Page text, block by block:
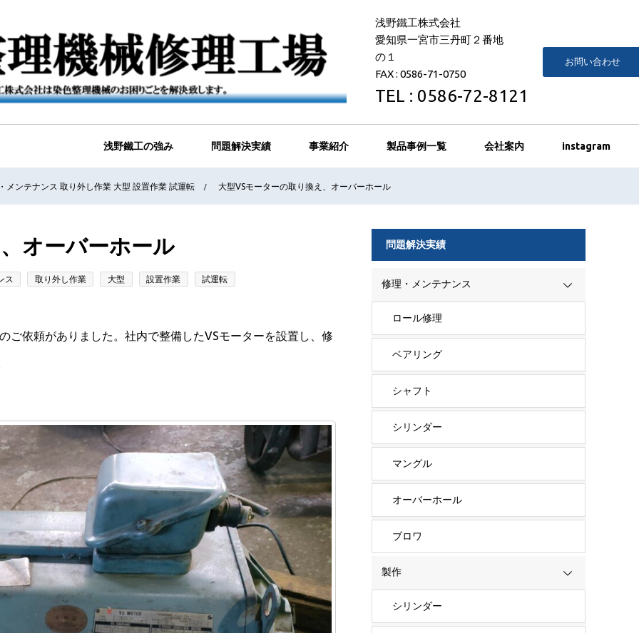
浅野鐵工株式会社
愛知県一宮市三丹町２番地
の１
FAX : 0586-71-0750
TEL : 0586-72-8121
お問い合わせ
浅野鐵工の強み 問題解決実績 事業紹介 製品事例一覧 会社案内 instagram
メンテナンス 取り外し作業 大型 設置作業 試運転 大型VSモーターの取り換え、オーバーホール
オーバーホール
ス 取り外し作業 大型 設置作業 試運転
ご依頼がありました。社内で整備したVSモーターを設置し、修
問題解決実績
修理・メンテナンス
ロール修理
ベアリング
シャフト
シリンダー
マングル
オーバーホール
ブロワ
製作
シリンダー